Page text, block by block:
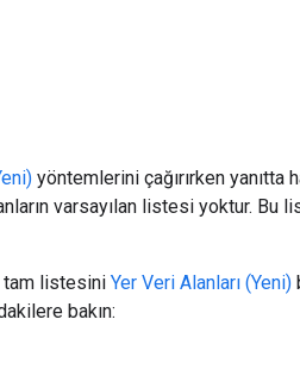
yöntemlerini çağırırken yanıtta
varsayılan listesi yoktur. Bu
tam listesini Yer Veri Alanları (Yeni)
bakın: